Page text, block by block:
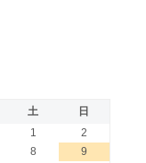
土
日
1
2
8
9